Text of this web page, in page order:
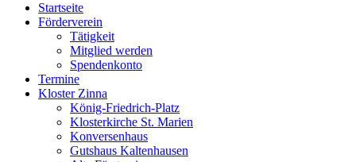
Startseite
Förderverein
Tätigkeit
Mitglied werden
Spendenkonto
Termine
Kloster Zinna
König-Friedrich-Platz
Klosterkirche St. Marien
Konversenhaus
Gutshaus Kaltenhausen